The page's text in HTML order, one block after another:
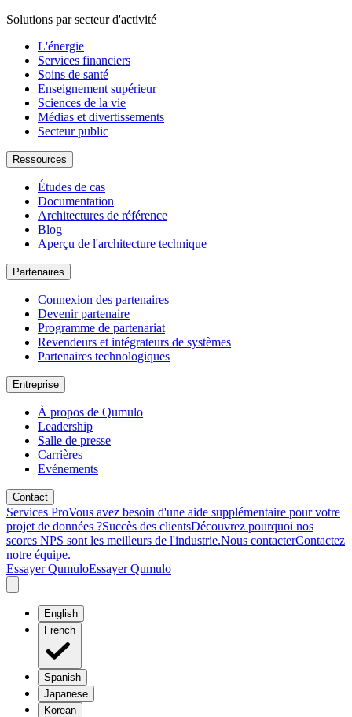
Solutions par secteur d'activité
L'énergie
Services financiers
Soins de santé
Enseignement supérieur
Sciences de la vie
Médias et divertissements
Secteur public
Ressources
Études de cas
Documentation
Architectures de référence
Blog
Aperçu de l'architecture technique
Partenaires
Connexion des partenaires
Devenir partenaire
Programme de partenariat
Revendeurs et intégrateurs de systèmes
Partenaires technologiques
Entreprise
À propos de Qumulo
Leadership
Salle de presse
Carrières
Evénements
Contact
Services ProVous avez besoin d'une aide supplémentaire pour votre
projet de données ?Succès des clientsDécouvrez pourquoi nos
scores NPS sont les meilleurs de l'industrie.Nous contacterContactez
notre équipe.
Essayer QumuloEssayer Qumulo
English
French
Spanish
Japanese
Korean